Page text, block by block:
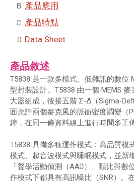
產品應用
產品特點
Data Sheet
產品敘述
T5838 是一款多模式、低雜訊的數位
型封裝設計。T5838 由一個 MEMS
大器組成，後接五階 Σ-Δ（Sigma-
面允許兩個麥克風的脈衝密度調變（
鐘，在同一條資料線上進行時間多工
T5838 具備多種運作模式：高品質模
模式、超音波模式與睡眠模式，並新
「聲學活動偵測（AAD）」類比與數
作模式下都具有高訊噪比（SNR）。